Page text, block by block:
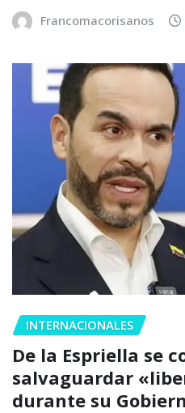
Francomacorisanos
INTERNACIONALES
De la Espriella se
salvaguardar
durante su